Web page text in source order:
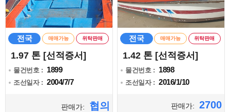
전국 매매가능 위탁판매
1.97 톤 [선적증서]
물건번호 : 1899
조선일자 : 2004/7/7
판매가: 협의
전국 매매가능 위탁판매
1.42 톤 [선적증서]
물건번호 : 1898
조선일자 : 2016/1/10
판매가: 2700